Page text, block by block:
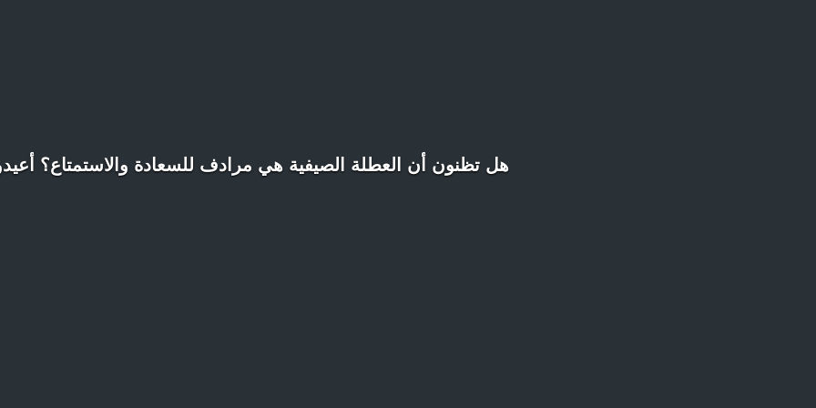
هل تظنون أن العطلة الصيفية هي مرادف للسعادة والاستمتاع؟